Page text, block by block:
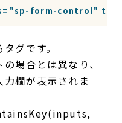
form-control"
グです。
場合とは異なり、
欄が表示されま